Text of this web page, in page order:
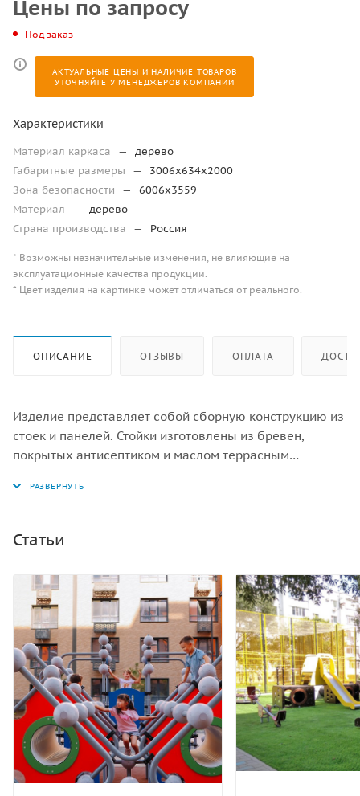
Цены по запросу
Под заказ
АКТУАЛЬНЫЕ ЦЕНЫ И НАЛИЧИЕ ТОВАРОВ
УТОЧНЯЙТЕ У МЕНЕДЖЕРОВ КОМПАНИИ
Характеристики
Материал каркаса —
дерево
Габаритные размеры
—
3006х634х2000
Зона безопасности
—
6006х3559
Материал
—
дерево
Страна производства
— Россия
* Возможны незначительные изменения, не влияющие на
эксплуатационные качества продукции.
* Цвет изделия на картинке может отличаться от реального.
ОПИСАНИЕ ОТЗЫВЫ ОПЛАТА
Изделие представляет собой сборную конструкцию из
стоек и панелей. Стойки изготовлены из бревен,
покрытых антисептиком и маслом террасным
изготовлены из влагостойкой фанеры/HPL. Зацепы для
Статьи